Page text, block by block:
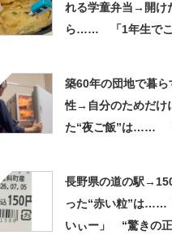
れる学童弁当→開け
ら…… 「1年生でこ
築60年の団地で暮ら
性→自分のためだけ
た“夜ご飯”は……
長野県の道の駅
った“赤い粒”は……
いぃー」 “驚きの